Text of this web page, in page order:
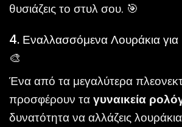
θυσιάζεις το στυλ σου. 🎯
4. Εναλλασσόμενα Λουράκια
🎨
Ένα από τα μεγαλύτερα
προσφέρουν ταγυναικεία
δυνατότητα να αλλάζεις